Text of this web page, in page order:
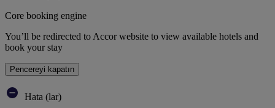
Core booking engine
You’ll be redirected to Accor website to view available hotels and
book your stay
Pencereyi kapatın
Hata (lar)